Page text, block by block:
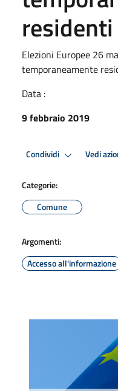
residenti
Elezioni Europee 26
temporaneamente
Data :
9 febbraio 2019
Condividi Vedi
Categorie:
Comune
Argomenti:
Accesso all'informazione